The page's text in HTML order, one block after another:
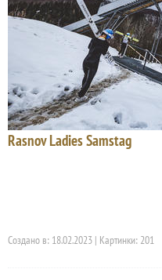
Rasnov Ladies Samstag
Создано в: 18.02.2023 | Картинки: 201